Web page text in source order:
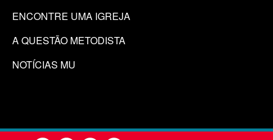
ENCONTRE UMA IGREJA
A QUESTÃO METODISTA
NOTÍCIAS MU